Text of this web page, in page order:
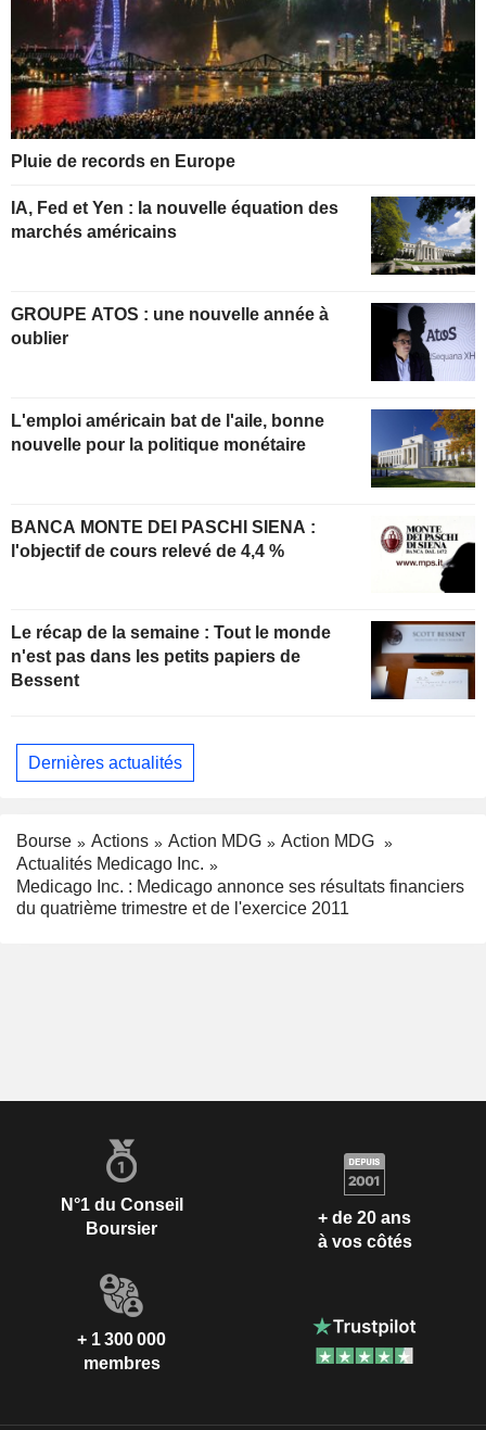
Pluie de records en Europe
IA, Fed et Yen : la nouvelle équation des
marchés américains
GROUPE ATOS : une nouvelle année à
oublier
L'emploi américain bat de l'aile, bonne
nouvelle pour la politique monétaire
BANCA MONTE DEI PASCHI SIENA :
l'objectif de cours relevé de 4,4 %
Le récap de la semaine : Tout le monde
n'est pas dans les petits papiers de
Bessent
Dernières actualités
Bourse Actions Action MDG
Action MDG
Actualités Medicago Inc.
Medicago Inc. : Medicago annonce ses résultats financiers
du quatrième trimestre et de l'exercice 2011
N°1 du Conseil
Boursier
+ de 20 ans
à vos côtés
+ 1 300 000
membres